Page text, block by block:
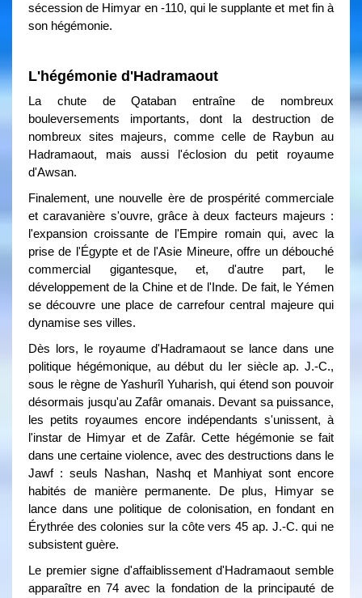
sécession de Himyar en -110, qui le supplante et met fin à
son hégémonie.
L'hégémonie d'Hadramaout
La chute de Qataban entraîne de nombreux
bouleversements importants, dont la destruction de
nombreux sites majeurs, comme celle de Raybun au
Hadramaout, mais aussi l'éclosion du petit royaume
d'Awsan.
Finalement, une nouvelle ère de prospérité commerciale
et caravanière s'ouvre, grâce à deux facteurs majeurs :
l'expansion croissante de l'Empire romain qui, avec la
prise de l'Égypte et de l'Asie Mineure, offre un débouché
commercial gigantesque, et, d'autre part, le
développement de la Chine et de l'Inde. De fait, le Yémen
se découvre une place de carrefour central majeure qui
dynamise ses villes.
Dès lors, le royaume d'Hadramaout se lance dans une
politique hégémonique, au début du Ier siècle ap. J.-C.,
sous le règne de Yashurîl Yuharish, qui étend son pouvoir
désormais jusqu'au Zafâr omanais. Devant sa puissance,
les petits royaumes encore indépendants s'unissent, à
l'instar de Himyar et de Zafâr. Cette hégémonie se fait
dans une certaine violence, avec des destructions dans le
Jawf : seuls Nashan, Nashq et Manhiyat sont encore
habités de manière permanente. De plus, Himyar se
lance dans une politique de colonisation, en fondant en
Érythrée des colonies sur la côte vers 45 ap. J.-C. qui ne
subsistent guère.
Le premier signe d'affaiblissement d'Hadramaout semble
apparaître en 74 avec la fondation de la principauté de